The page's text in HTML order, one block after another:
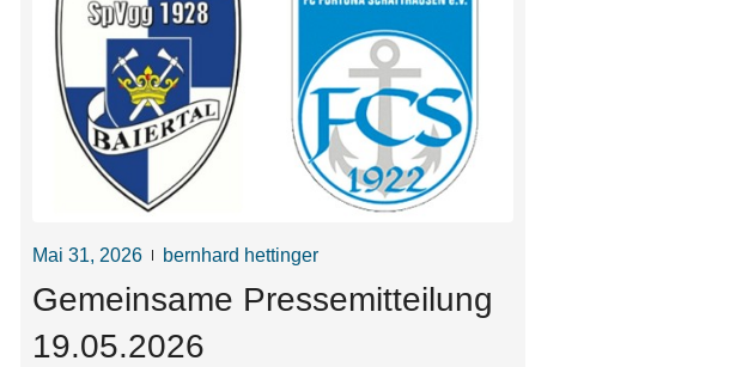
Mai 31, 2026
bernhard hettinger
Gemeinsame Pressemitteilung
19.05.2026